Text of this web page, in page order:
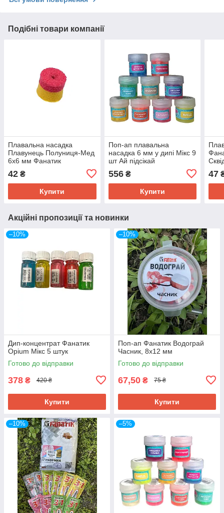
Подібні товари компанії
Плавальна насадка
Плавунець Полуниця-Мед
6х6 мм Фанатик
42 ₴
Купити
Поп-ап плавальна
насадка 6 мм у дипі Мікс 9
шт Ай підсікай
556₴
Купити
47
Акційні пропозиції та новинки
–10%
Дип-концентрат Фанатик
Opium Мікс 5 штук
Готово до відправки
378 ₴ 420 ₴
Купити
–10%
Поп-ап Фанатик Водограй
Часник, 8х12 мм
Готово до відправки
67,50 ₴ 75 ₴
Купити
–10% –5%